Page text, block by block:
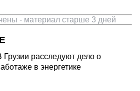
- материал старше 3 дней
Грузии расследуют дело о
в энергетике